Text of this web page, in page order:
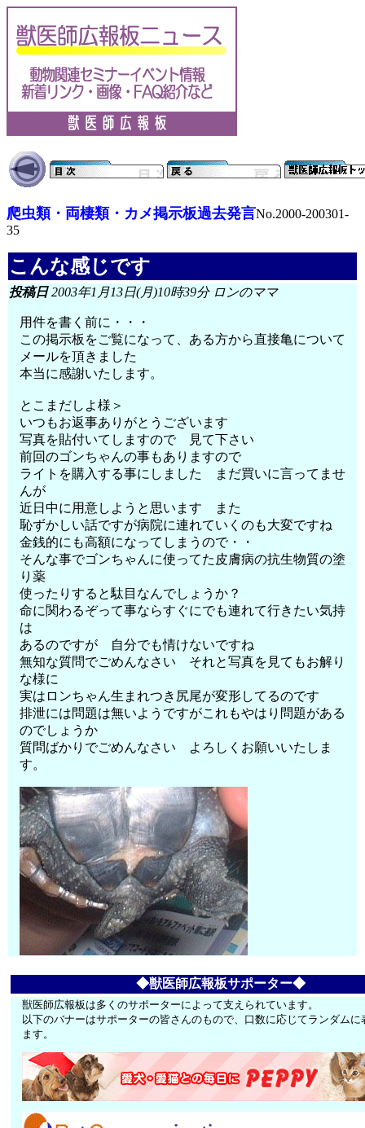
爬虫類・両棲類・カメ掲示板過去発言No.2000-200301-
35
こんな感じです
投稿日2003年1月13日(月)10時39分 ロンのママ
用件を書く前に・・・
この掲示板をご覧になって、ある方から直接亀について
メールを頂きました
本当に感謝いたします。
とこまだしよ様＞
いつもお返事ありがとうございます
写真を貼付いてしますので 見て下さい
前回のゴンちゃんの事もありますので
ライトを購入する事にしました まだ買いに言ってませ
んが
近日中に用意しようと思います また
恥ずかしい話ですが病院に連れていくのも大変ですね
金銭的にも高額になってしまうので・・
そんな事でゴンちゃんに使ってた皮膚病の抗生物質の塗
り薬
使ったりすると駄目なんでしょうか？
命に関わるぞって事ならすぐにでも連れて行きたい気持
は
あるのですが 自分でも情けないですね
無知な質問でごめんなさい それと写真を見てもお解り
な様に
実はロンちゃん生まれつき尻尾が変形してるのです
排泄には問題は無いようですがこれもやはり問題がある
のでしょうか
質問ばかりでごめんなさい よろしくお願いいたしま
す。
◆獣医師広報板サポーター◆
獣医師広報板は多くのサポーターによって支えられています。
以下のバナーはサポーターの皆さんのもので、口数に応じてランダムに
ます。